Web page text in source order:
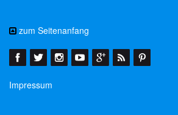
zum Seitenanfang
Impressum